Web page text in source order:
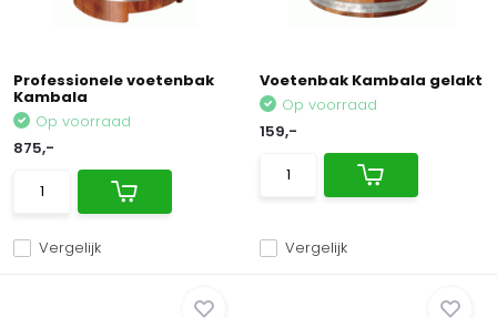
Professionele voetenbak
Kambala
Vergelijk
Op voorraad
875,-
Voetenbak Kambala gelakt
Vergelijk
Op voorraad
159,-